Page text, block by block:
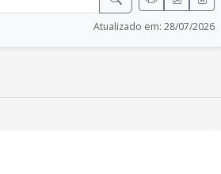
Atualizado em: 28/07/2026